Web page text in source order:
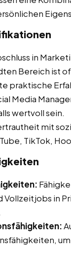
in
Bereich ist
praktische
Media
wertvoll sein.
mit
TikTok,
Vollzeitjobs in